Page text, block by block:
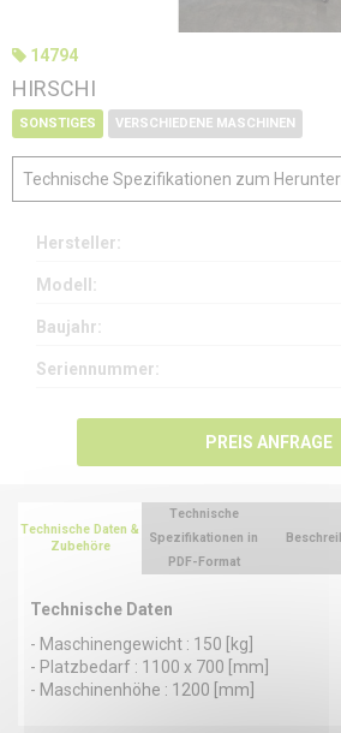
14794
HIRSCHI
SONSTIGES VERSCHIEDENE MASCHINEN
Technische Spezifikationen zum
Hersteller:
Modell:
Baujahr:
Seriennummer:
PREIS ANFRAGE
Technische Daten &
Zubehöre
Technische Daten
- Maschinengewicht : 150 [kg]
- Platzbedarf : 1100 x 700 [mm]
- Maschinenhöhe : 1200 [mm]
Technische
Spezifikationen in
PDF-Format